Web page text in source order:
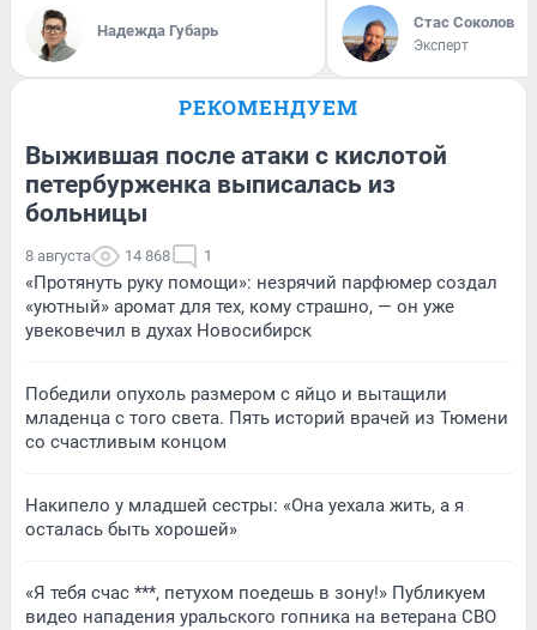
Надежда Губарь Стас Соколов
Эксперт
РЕКОМЕНДУЕМ
Выжившая после атаки с кислотой
петербурженка выписалась из
больницы
8 августа 14 868 1
«Протянуть руку помощи»: незрячий парфюмер создал
«уютный» аромат для тех, кому страшно, — он уже
увековечил в духах Новосибирск
Победили опухоль размером с яйцо и вытащили
младенца с того света. Пять историй врачей из Тюмени
со счастливым концом
Накипело у младшей сестры: «Она уехала жить, а я
осталась быть хорошей»
«Я тебя счас ***, петухом поедешь в зону!» Публикуем
видео нападения уральского гопника на ветерана СВО